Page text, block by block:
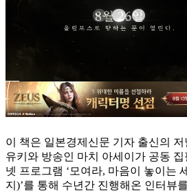
이 책은 일본경제신문 기자 출신의
유키와 방송인 마치 아세이가 공동
넷 프로그램 ‘모여라, 마음이 놓이는
지)’를 통해 수년간 진행해온 인터뷰